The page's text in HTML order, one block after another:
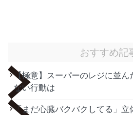
おすすめ記
【極意】スーパーのレジに並ん
ない行動は
「まだ心臓バクバクしてる」立